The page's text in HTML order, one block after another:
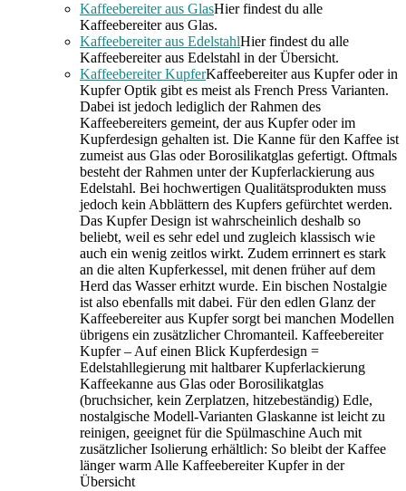
Kaffeebereiter aus GlasHier findest du alle
Kaffeebereiter aus Glas.
Kaffeebereiter aus EdelstahlHier findest du alle
Kaffeebereiter aus Edelstahl in der Übersicht.
Kaffeebereiter KupferKaffeebereiter aus Kupfer oder in
Kupfer Optik gibt es meist als French Press Varianten.
Dabei ist jedoch lediglich der Rahmen des
Kaffeebereiters gemeint, der aus Kupfer oder im
Kupferdesign gehalten ist. Die Kanne für den Kaffee ist
zumeist aus Glas oder Borosilikatglas gefertigt. Oftmals
besteht der Rahmen unter der Kupferlackierung aus
Edelstahl. Bei hochwertigen Qualitätsprodukten muss
jedoch kein Abblättern des Kupfers gefürchtet werden.
Das Kupfer Design ist wahrscheinlich deshalb so
beliebt, weil es sehr edel und zugleich klassisch wie
auch ein wenig zeitlos wirkt. Zudem errinnert es stark
an die alten Kupferkessel, mit denen früher auf dem
Herd das Wasser erhitzt wurde. Ein bischen Nostalgie
ist also ebenfalls mit dabei. Für den edlen Glanz der
Kaffeebereiter aus Kupfer sorgt bei manchen Modellen
übrigens ein zusätzlicher Chromanteil. Kaffeebereiter
Kupfer – Auf einen Blick Kupferdesign =
Edelstahllegierung mit haltbarer Kupferlackierung
Kaffeekanne aus Glas oder Borosilikatglas
(bruchsicher, kein Zerplatzen, hitzebeständig) Edle,
nostalgische Modell-Varianten Glaskanne ist leicht zu
reinigen, geeignet für die Spülmaschine Auch mit
zusätzlicher Isolierung erhältlich: So bleibt der Kaffee
länger warm Alle Kaffeebereiter Kupfer in der
Übersicht